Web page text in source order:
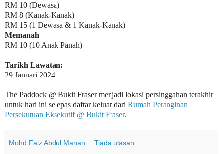
RM 10 (Dewasa)
RM 8 (Kanak-Kanak)
RM 15 (1 Dewasa & 1 Kanak-Kanak)
Memanah
RM 10 (10 Anak Panah)
Tarikh Lawatan:
29 Januari 2024
The Paddock @ Bukit Fraser menjadi lokasi persinggahan terakhir
untuk hari ini selepas daftar keluar dari Rumah Peranginan
Persekutuan Eksekutif @ Bukit Fraser.
Mohd Faiz Abdul Manan Tiada ulasan: